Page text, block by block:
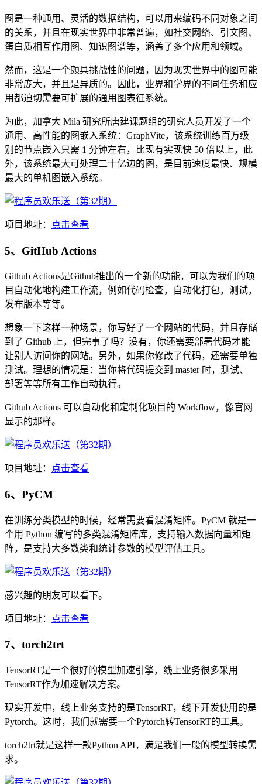
图是一种通用、灵活的数据结构，可以用来编码不同对象之间
的关系，并且在现实世界中非常普遍，如社交网络、引文图、
蛋白质相互作用图、知识图谱等，涵盖了多个应用和领域。
然而，这是一个颇具挑战性的问题，因为现实世界中的图可能
非常庞大，并且是异质的。因此，业界和学界的不同任务和应
用都迫切需要可扩展的通用图表征系统。
为此，加拿大 Mila 研究所唐建课题组的研究人员开发了一个
通用、高性能的图嵌入系统：GraphVite，该系统训练百万级
别的节点嵌入只需 1 分钟左右，比现有实现快 50 倍以上，此
外，该系统最大可处理二十亿边的图，是目前速度最快、规模
最大的单机图嵌入系统。
项目地址： 点击查看
5、GitHub Actions
Github Actions是Github推出的一个新的功能，可以为我们的项
目自动化地构建工作流，例如代码检查，自动化打包，测试，
发布版本等等。
想象一下这样一种场景，你写好了一个网站的代码，并且存储
到了 Github 上，但完事了吗？没有，你还需要部署代码才能
让别人访问你的网站。另外，如果你修改了代码，还需要单独
测试。理想的情况是：当你将代码提交到 master 时，测试、
部署等等所有工作自动执行。
Github Actions 可以自动化和定制化项目的 Workflow，像官网
显示的那样。
项目地址： 点击查看
6、PyCM
在训练分类模型的时候，经常需要看混淆矩阵。PyCM 就是一
个用 Python 编写的多类混淆矩阵库，支持输入数据向量和矩
阵，是支持大多数类和统计参数的模型评估工具。
感兴趣的朋友可以看下。
项目地址： 点击查看
7、torch2trt
TensorRT是一个很好的模型加速引擎，线上业务很多采用
TensorRT作为加速解决方案。
现实开发中，线上业务支持的是TensorRT，线下开发使用的是
Pytorch。这时，我们就需要一个Pytorch转TensorRT的工具。
torch2trt就是这样一款Python API，满足我们一般的模型转换需
求。